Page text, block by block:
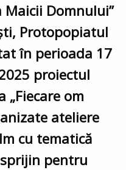
Domnului”
Protopopiatul
în perioada 17
proiectul
„Fiecare om
ateliere
cu tematică
pentru